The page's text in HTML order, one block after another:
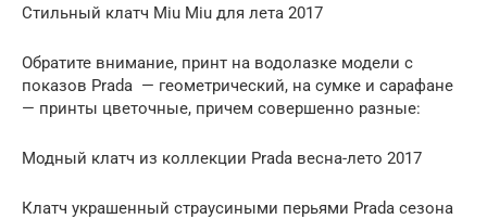
Стильный клатч Miu Miu для лета 2017
Обратите внимание, принт на водолазке модели с
показов Prada — геометрический, на сумке и сарафане
— принты цветочные, причем совершенно разные:
Модный клатч из коллекции Prada весна-лето 2017
Клатч украшенный страусиными перьями Prada сезона